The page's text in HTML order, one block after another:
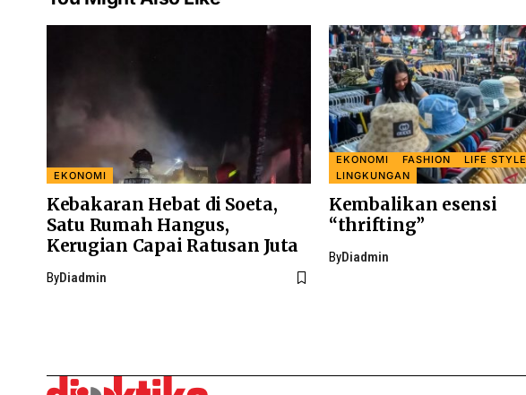
EKONOMI
Kebakaran Hebat di Soeta,
Satu Rumah Hangus,
Kerugian Capai Ratusan Juta
ByDiadmin
EKONOMI FASHION
LIFE STYLE
LINGKUNGAN
Kembalikan esensi
“thrifting”
ByDiadmin